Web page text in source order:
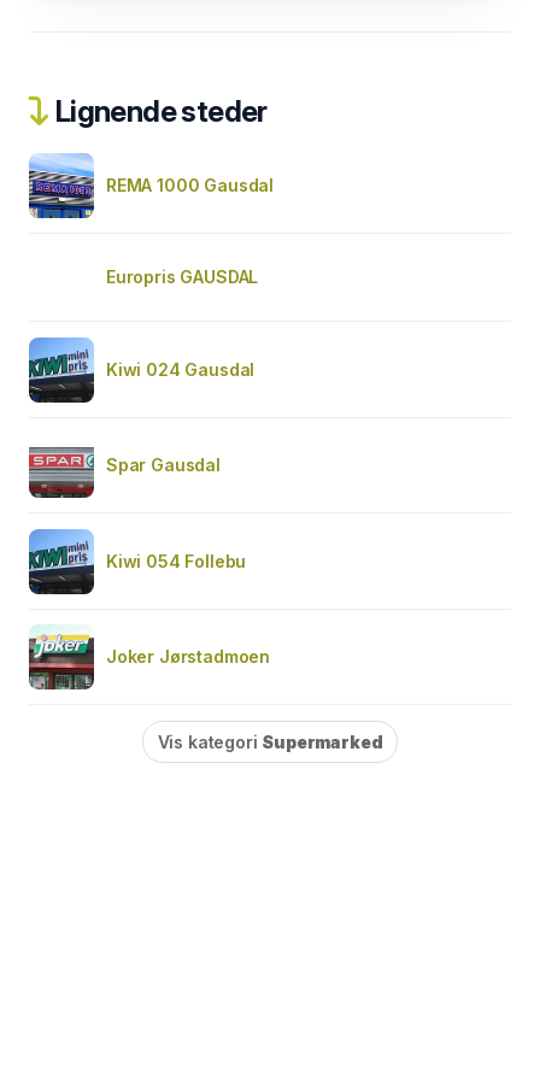
Lignende steder
REMA 1000 Gausdal
Europris GAUSDAL
Kiwi 024 Gausdal
Spar Gausdal
Kiwi 054 Follebu
Joker Jørstadmoen
Vis kategori Supermarked